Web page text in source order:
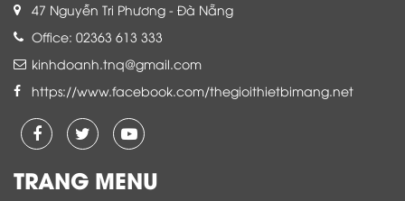
47 Nguyễn Tri Phương - Đà Nẵng
Office: 02363 613 333
kinhdoanh.tnq@gmail.com
https://www.facebook.com/thegioithietbimang.net
TRANG MENU